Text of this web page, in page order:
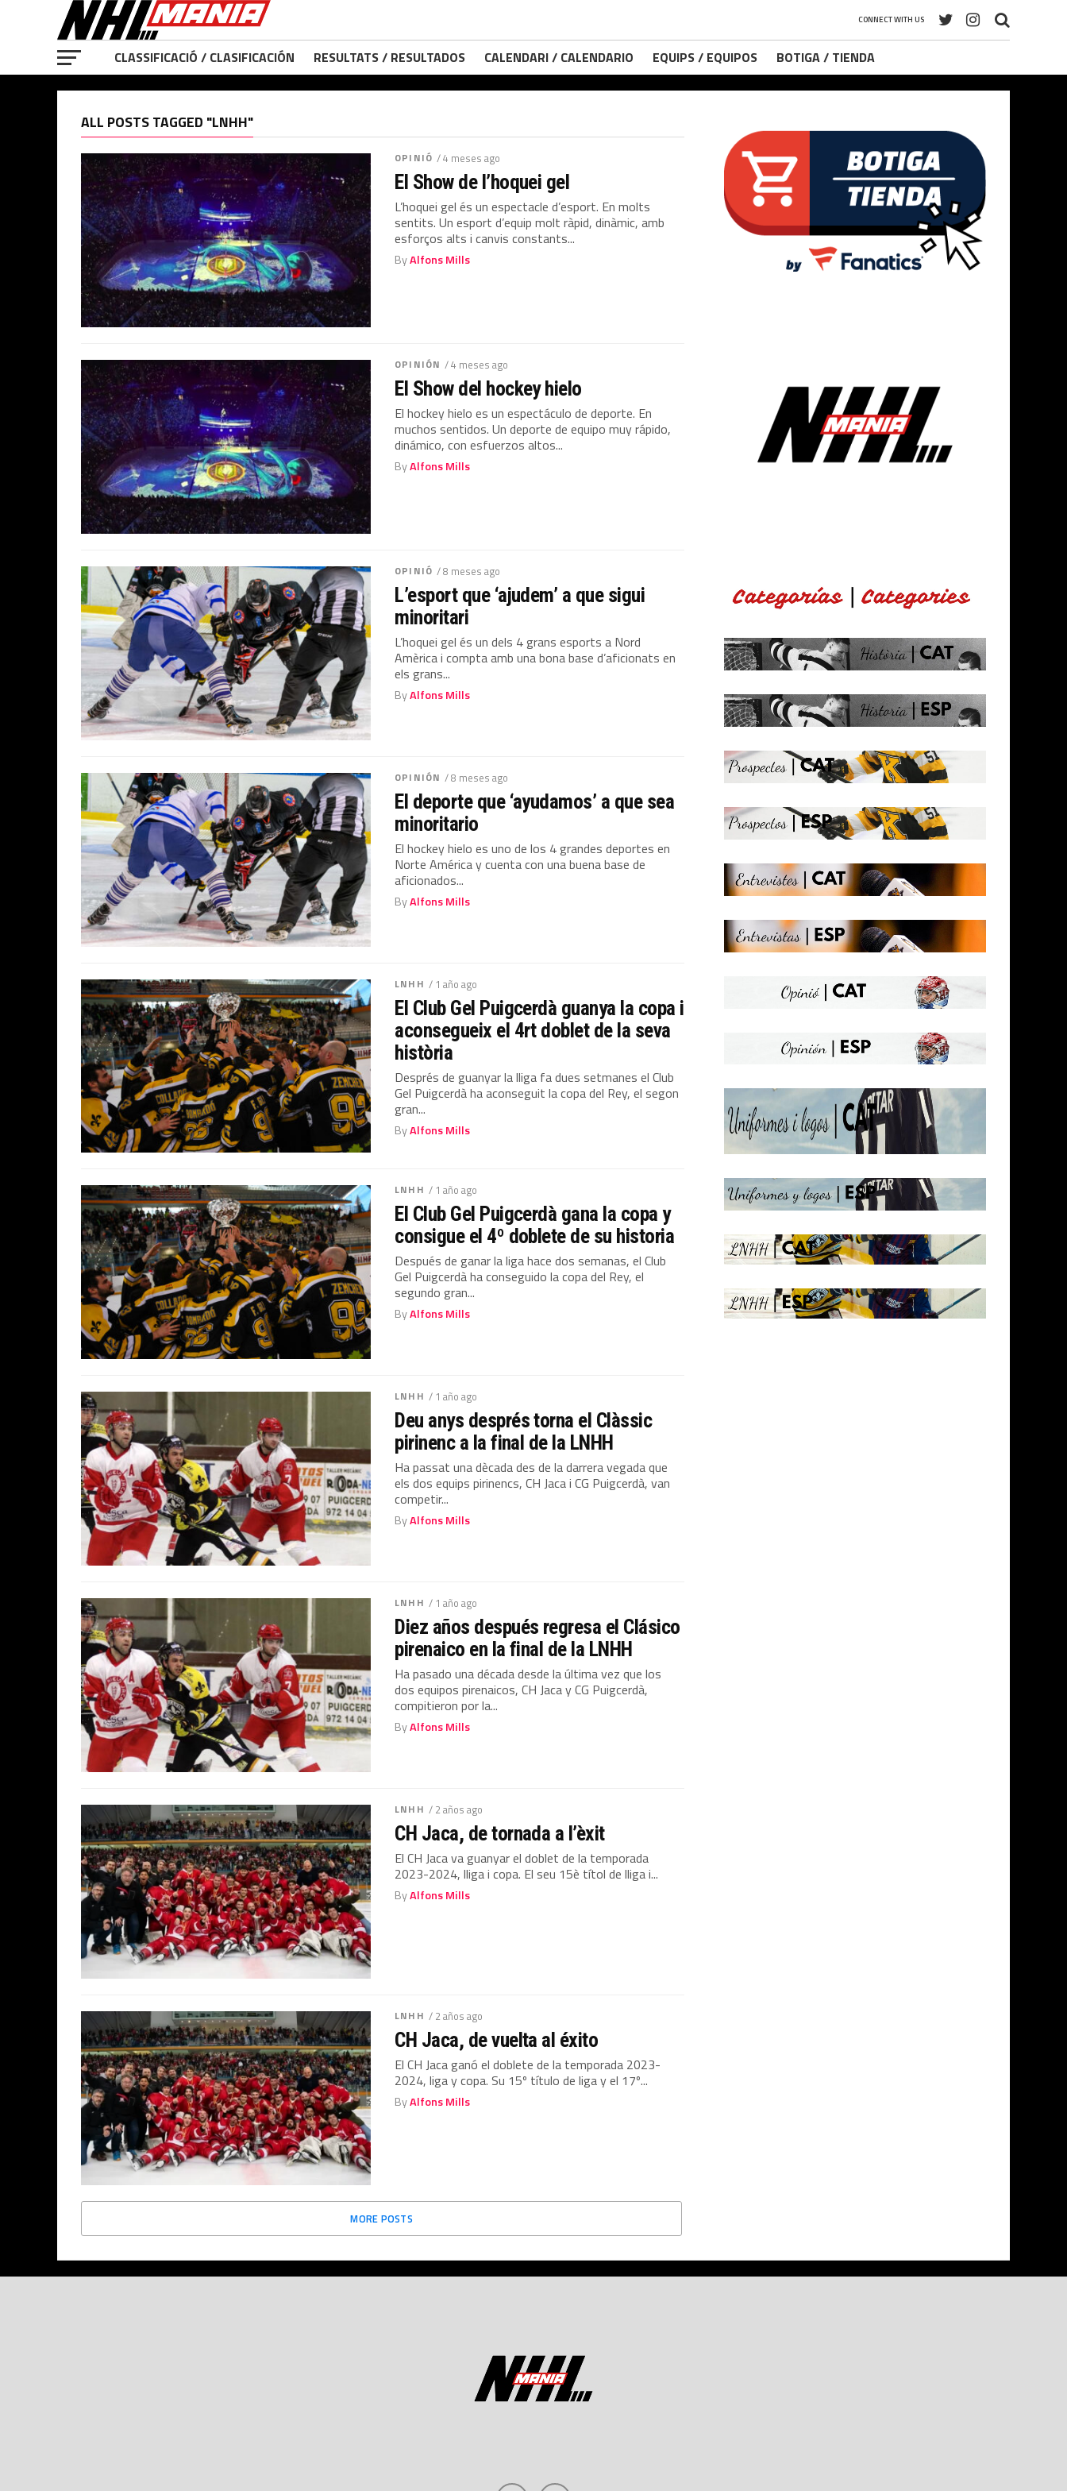
CONNECT WITH US
CLASSIFICACIÓ / CLASIFICACIÓN RESULTATS / RESULTADOS CALENDARI / CALENDARIO EQUIPS / EQUIPOS BOTIGA / TIENDA
ALL POSTS TAGGED "LNHH"
OPINIÓ / 4 meses ago
El Show de l’hoquei gel
L’hoquei gel és un espectacle d’esport. En molts
sentits. Un esport d’equip molt ràpid, dinàmic, amb
esforços alts i canvis constants...
ByAlfons Mills
OPINIÓN / 4 meses ago
El Show del hockey hielo
El hockey hielo es un espectáculo de deporte. En
muchos sentidos. Un deporte de equipo muy rápido,
dinámico, con esfuerzos altos...
ByAlfons Mills
OPINIÓ / 8 meses ago
L’esport que ‘ajudem’ a que sigui
minoritari
L’hoquei gel és un dels 4 grans esports a Nord
Amèrica i compta amb una bona base d’aficionats en
els grans...
ByAlfons Mills
OPINIÓN / 8 meses ago
El deporte que ‘ayudamos’ a que sea
minoritario
El hockey hielo es uno de los 4 grandes deportes en
Norte América y cuenta con una buena base de
aficionados...
ByAlfons Mills
LNHH / 1 año ago
El Club Gel Puigcerdà guanya la copa i
aconsegueix el 4rt doblet de la seva
història
Després de guanyar la lliga fa dues setmanes el Club
Gel Puigcerdà ha aconseguit la copa del Rey, el segon
gran...
ByAlfons Mills
LNHH / 1 año ago
El Club Gel Puigcerdà gana la copa y
consigue el 4º doblete de su historia
Después de ganar la liga hace dos semanas, el Club
Gel Puigcerdà ha conseguido la copa del Rey, el
segundo gran...
ByAlfons Mills
LNHH / 1 año ago
Deu anys després torna el Clàssic
pirinenc a la final de la LNHH
Ha passat una dècada des de la darrera vegada que
els dos equips pirinencs, CH Jaca i CG Puigcerdà, van
competir...
ByAlfons Mills
LNHH / 1 año ago
Diez años después regresa el Clásico
pirenaico en la final de la LNHH
Ha pasado una década desde la última vez que los
dos equipos pirenaicos, CH Jaca y CG Puigcerdà,
compitieron por la...
ByAlfons Mills
LNHH / 2 años ago
CH Jaca, de tornada a l’èxit
El CH Jaca va guanyar el doblet de la temporada
2023-2024, lliga i copa. El seu 15è títol de lliga i...
ByAlfons Mills
LNHH / 2 años ago
CH Jaca, de vuelta al éxito
El CH Jaca ganó el doblete de la temporada 2023-
2024, liga y copa. Su 15º título de liga y el 17º...
ByAlfons Mills
MORE POSTS